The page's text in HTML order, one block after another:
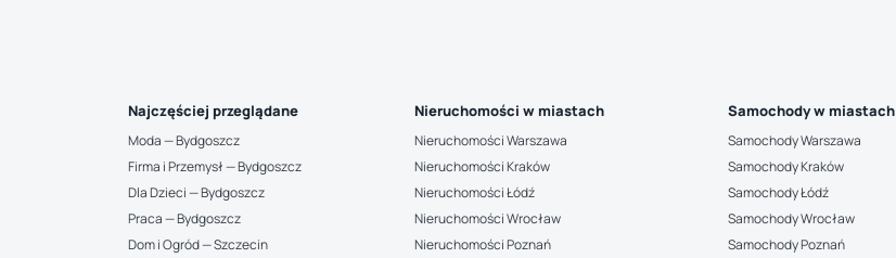
Najczęściej przeglądane
Moda — Bydgoszcz
Firma i Przemysł — Bydgoszcz
Dla Dzieci — Bydgoszcz
Praca — Bydgoszcz
Dom i Ogród — Szczecin
Nieruchomości w miastach
Nieruchomości Warszawa
Nieruchomości Kraków
Nieruchomości Łódź
Nieruchomości Wrocław
Nieruchomości Poznań
Samochody w miastach
Samochody Warszawa
Samochody Kraków
Samochody Łódź
Samochody Wrocław
Samochody Poznań